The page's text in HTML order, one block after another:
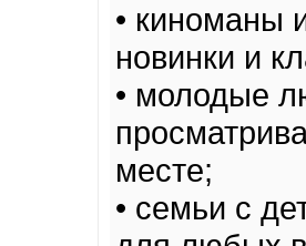
• киноманы
новинки и
• молодые
месте;
• семьи с